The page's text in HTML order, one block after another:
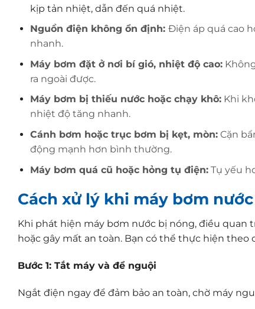
kịp tản nhiệt, dẫn đến quá nhiệt.
Nguồn điện không ổn định: Điện áp quá cao
nhanh.
Máy bơm đặt ở nơi bí gió, nhiệt độ cao:
ra ngoài được.
Máy bơm bị thiếu nước hoặc chạy khô: Khi
nhiệt độ tăng nhanh.
Cánh bơm hoặc trục bơm bị kẹt, mòn:Cặn
động mạnh hơn bình thường.
Máy bơm quá cũ hoặc hỏng tụ điện: Tụ yếu
Cách xử lý khi máy bơm
Khi phát hiện máy bơm nước bị nóng, điều quan
hoặc gây mất an toàn. Bạn có thể thực hiện theo
Bước 1: Tắt máy và để nguội
Ngắt điện ngay để đảm bảo an toàn, chờ máy